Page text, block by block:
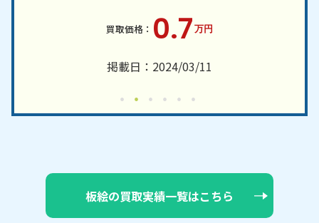
0.7万円
掲載日：2024/03/11
板絵の買取実績一覧はこちら